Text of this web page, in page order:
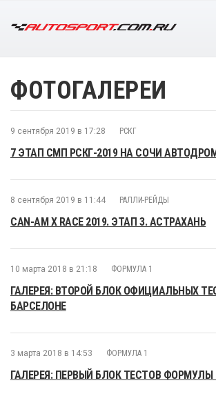
ФОТОГАЛЕРЕИ
9 сентября 2019 в 17:28 РСКГ
7 ЭТАП СМП РСКГ-2019 НА СОЧИ
8 сентября 2019 в 11:44 РАЛЛИ-РЕЙДЫ
CAN-AM X RACE 2019. ЭТАП 3. АСТРАХАНЬ
10 марта 2018 в 21:18 ФОРМУЛА 1
ГАЛЕРЕЯ: ВТОРОЙ БЛОК ОФИЦИАЛЬНЫХ
БАРСЕЛОНЕ
3 марта 2018 в 14:53 ФОРМУЛА 1
ГАЛЕРЕЯ: ПЕРВЫЙ БЛОК ТЕСТОВ ФОРМУЛЫ